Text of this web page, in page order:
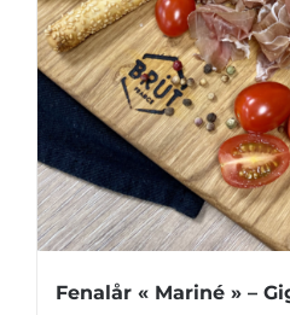
Fenalår « Mariné » –